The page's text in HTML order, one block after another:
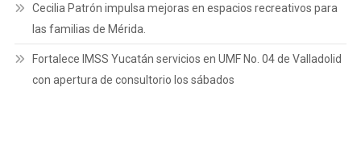
Cecilia Patrón impulsa mejoras en espacios recreativos para
las familias de Mérida.
Fortalece IMSS Yucatán servicios en UMF No. 04 de Valladolid
con apertura de consultorio los sábados